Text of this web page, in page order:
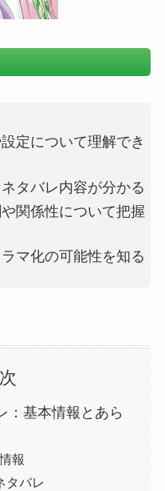
定について理解でき
タバレ内容が分かる
関係性について把握
マ化の可能性を知る
：基本情報とあら
報
タバレ